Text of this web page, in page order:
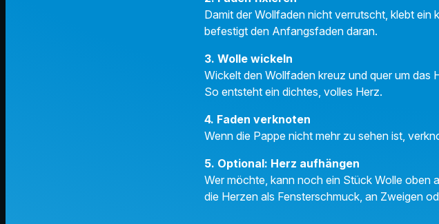
Damit der Wollfaden nicht verrutscht, klebt
befestigt den Anfangsfaden daran.
3. Wolle wickeln
Wickelt den Wollfaden kreuz und quer um
So entsteht ein dichtes, volles Herz.
4. Faden verknoten
Wenn die Pappe nicht mehr zu sehen ist,
5. Optional: Herz aufhängen
Wer möchte, kann noch ein Stück Wolle oben
die Herzen als Fensterschmuck, an Zweigen